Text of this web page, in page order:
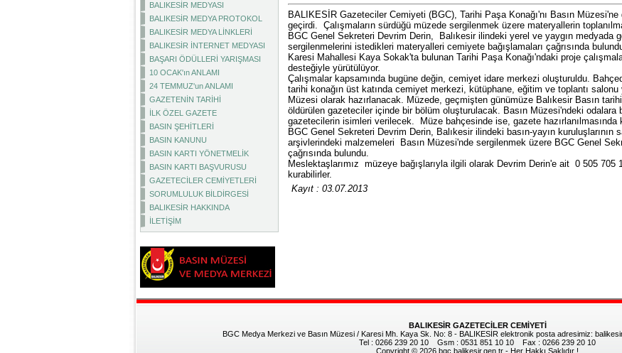
BALIKESİR MEDYASI
BALIKESİR MEDYA PROTOKOL
BALIKESİR MEDYA LİNKLERİ
BALIKESİR İNTERNET MEDYASI
BAŞARI ÖDÜLLERİ YARIŞMASI
10 OCAK'ın ANLAMI
24 TEMMUZ'un ANLAMI
GAZETENİN TARİHİ
İLK ÖZEL GAZETE
BASIN ŞEHİTLERİ
BASIN KANUNU
BASIN KARTI YÖNETMELİK
BASIN KARTI BAŞVURUSU
GAZETECİLER CEMİYETLERİ
SORUMLULUK BİLDİRGESİ
BALIKESİR HAKKINDA
İLETİŞİM
BALIKESİR Gazeteciler Cemiyeti (BGC), Tarihi Paşa Konağı'nı Basın
geçirdi. Çalışmaların sürdüğü müzede sergilenmek üzere materyallerin
BGC Genel Sekreteri Devrim Derin, Balıkesir ilindeki yerel ve yaygın medyada
sergilenmelerini istedikleri materyalleri cemiyete bağışlamaları çağrısında
Karesi Mahallesi Kaya Sokak'ta bulunan Tarihi Paşa Konağı'ndaki proje
desteğiyle yürütülüyor.
Çalışmalar kapsamında bugüne değin, cemiyet idare merkezi oluşturuldu.
tarihi konağın üst katında cemiyet merkezi, kütüphane, eğitim ve toplantı
Müzesi olarak hazırlanacak. Müzede, geçmişten günümüze Balıkesir Basın
öldürülen gazeteciler içinde bir bölüm oluşturulacak. Basın Müzesi'ndeki odalara
gazetecilerin isimleri verilecek. Müze bahçesinde ise, gazete hazırlanılmasında
BGC Genel Sekreteri Devrim Derin, Balıkesir ilindeki basın-yayın
arşivlerindeki malzemeleri Basın Müzesi'nde sergilenmek üzere BGC Genel
çağrısında bulundu.
Meslektaşlarımız müzeye bağışlarıyla ilgili olarak Devrim Derin'e ait 0 505 705
kurabilirler.
Kayıt : 03.07.2013
BALIKESİR GAZETECİLER CEMİYETİ
BGC Medya Merkezi ve Basın Müzesi / Karesi Mh. Kaya Sk. No: 8 - BALIKESİR elektronik posta adresimiz:
Tel : 0266 239 20 10 Gsm : 0531 851 10 10 Fax : 0266 239 20 10
Copyright © 2026 bgc.balikesir.gen.tr - Her Hakkı Saklıdır !